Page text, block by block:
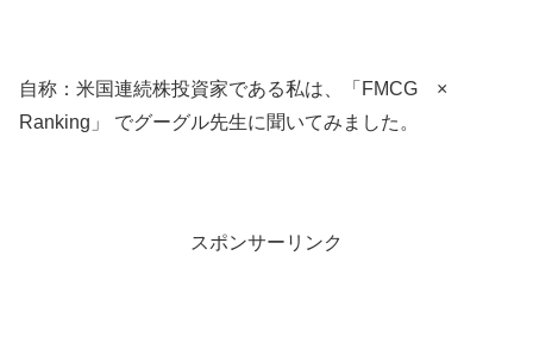
自称：米国連続株投資家である私は、「FMCG ×
Ranking」 でグーグル先生に聞いてみました。
スポンサーリンク